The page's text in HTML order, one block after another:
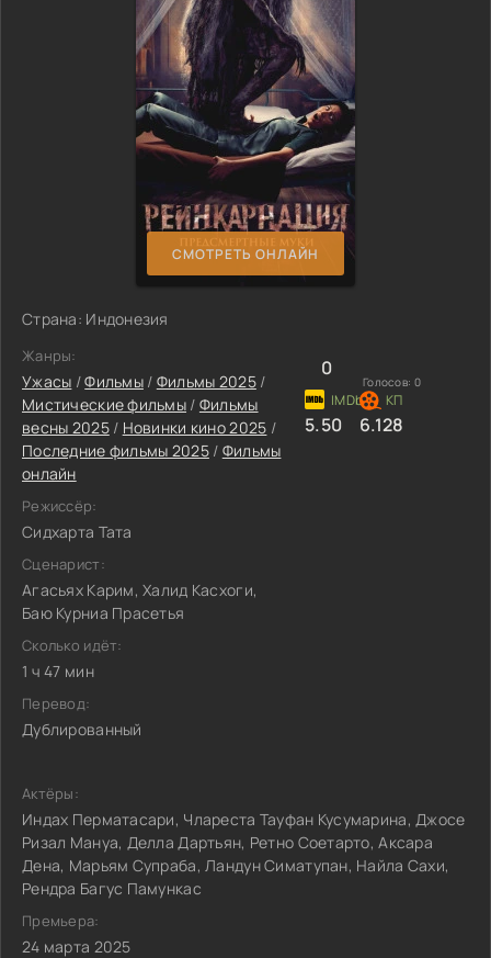
СМОТРЕТЬ ОНЛАЙН
Страна: Индонезия
Жанры:
Ужасы /Фильмы/ Фильмы 2025/
Мистические фильмы / Фильмы
весны 2025/ Новинки кино 2025 /
Последние фильмы 2025/ Фильмы
онлайн
Режиссёр:
Сидхарта Тата
Сценарист:
Агасьях Карим, Халид Касхоги,
Баю Курниа Прасетья
Сколько идёт:
1 ч 47 мин
Перевод:
Дублированный
0
Голосов: 0
5.50 6.128
Актёры:
Индах Перматасари, Члареста Тауфан Кусумарина, Джосе
Ризал Мануа, Делла Дартьян, Ретно Соетарто, Аксара
Дена, Марьям Супраба, Ландун Симатупан, Найла Сахи,
Рендра Багус Памункас
Премьера:
24 марта 2025